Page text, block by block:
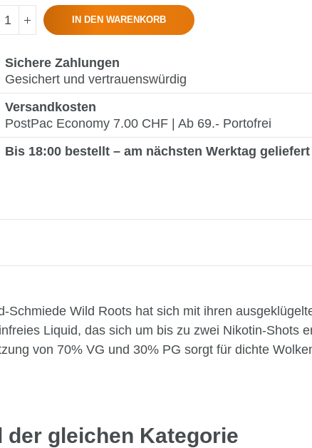
IN DEN WARENKORB
Sichere Zahlungen
Gesichert und vertrauenswürdig
Versandkosten
PostPac Economy 7.00 CHF | Ab 69.- Portofrei
Bis 18:00 bestellt – am nächsten Werktag
Wild Roots hat sich mit ihren
Liquid, das sich um bis zu zwei Nikotin-Shots
von 70% VG und 30% PG sorgt für dichte
der gleichen Kategorie